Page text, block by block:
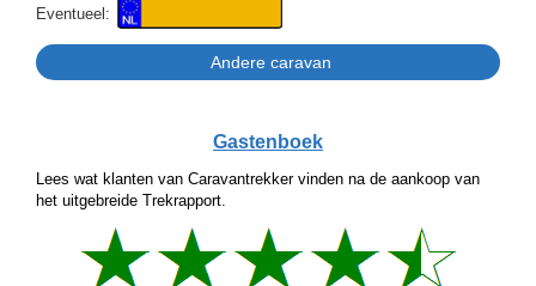
Eventueel:
Gastenboek
Lees wat klanten van Caravantrekker vinden na de aankoop van
het uitgebreide Trekrapport.